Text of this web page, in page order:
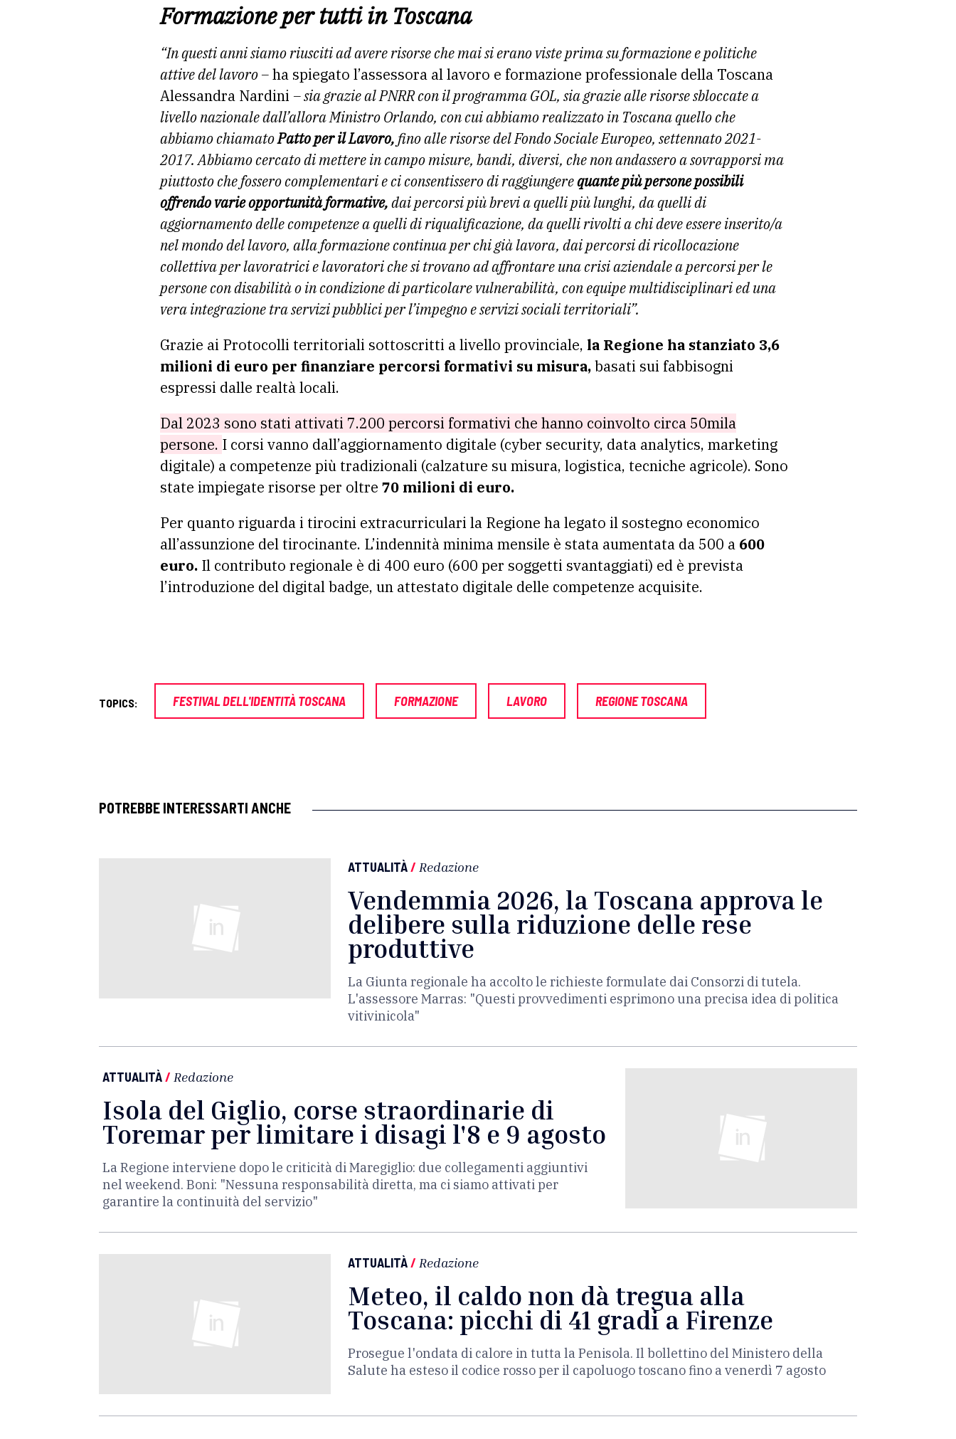
Formazione per tutti in Toscana
“In questi anni siamo riusciti ad avere risorse che mai si erano viste prima su formazione e politiche
attive del lavoro –ha spiegato l’assessora al lavoro e formazione professionale della Toscana
Alessandra Nardini – sia grazie al PNRR con il programma GOL, sia grazie alle risorse sbloccate a
livello nazionale dall’allora Ministro Orlando, con cui abbiamo realizzato in Toscana quello che
abbiamo chiamatoPatto per il Lavoro,fino alle risorse del Fondo Sociale Europeo, settennato 2021-
2017. Abbiamo cercato di mettere in campo misure, bandi, diversi, che non andassero a sovrapporsi ma
piuttosto che fossero complementari e ci consentissero di raggiungerequante più persone possibili
offrendo varie opportunità formative,dai percorsi più brevi a quelli più lunghi, da quelli di
aggiornamento delle competenze a quelli di riqualificazione, da quelli rivolti a chi deve essere inserito/a
nel mondo del lavoro, alla formazione continua per chi già lavora, dai percorsi di ricollocazione
collettiva per lavoratrici e lavoratori che si trovano ad affrontare una crisi aziendale a percorsi per le
persone con disabilità o in condizione di particolare vulnerabilità, con equipe multidisciplinari ed una
vera integrazione tra servizi pubblici per l’impegno e servizi sociali territoriali”.
Grazie ai Protocolli territoriali sottoscritti a livello provinciale, la Regione ha stanziato 3,6
milioni di euro per finanziare percorsi formativi su misura,basati sui fabbisogni
espressi dalle realtà locali.
Dal 2023 sono stati attivati 7.200 percorsi formativi che hanno coinvolto circa 50mila
persone. I corsi vanno dall’aggiornamento digitale (cyber security, data analytics, marketing
digitale) a competenze più tradizionali (calzature su misura, logistica, tecniche agricole). Sono
state impiegate risorse per oltre 70 milioni di euro.
Per quanto riguarda i tirocini extracurriculari la Regione ha legato il sostegno economico
all’assunzione del tirocinante. L’indennità minima mensile è stata aumentata da 500 a 600
euro. Il contributo regionale è di 400 euro (600 per soggetti svantaggiati) ed è prevista
l’introduzione del digital badge, un attestato digitale delle competenze acquisite.
TOPICS: FESTIVAL DELL'IDENTITÀ TOSCANA FORMAZIONE LAVORO REGIONE TOSCANA
POTREBBE INTERESSARTI ANCHE
ATTUALITÀ/ Redazione
Vendemmia 2026, la Toscana approva le
delibere sulla riduzione delle rese
produttive
La Giunta regionale ha accolto le richieste formulate dai Consorzi di tutela.
L'assessore Marras: "Questi provvedimenti esprimono una precisa idea di politica
vitivinicola"
ATTUALITÀ/ Redazione
Isola del Giglio, corse straordinarie di
Toremar per limitare i disagi l'8 e 9 agosto
La Regione interviene dopo le criticità di Maregiglio: due collegamenti aggiuntivi
nel weekend. Boni: "Nessuna responsabilità diretta, ma ci siamo attivati per
garantire la continuità del servizio"
ATTUALITÀ/ Redazione
Meteo, il caldo non dà tregua alla
Toscana: picchi di 41 gradi a Firenze
Prosegue l'ondata di calore in tutta la Penisola. Il bollettino del Ministero della
Salute ha esteso il codice rosso per il capoluogo toscano fino a venerdì 7 agosto